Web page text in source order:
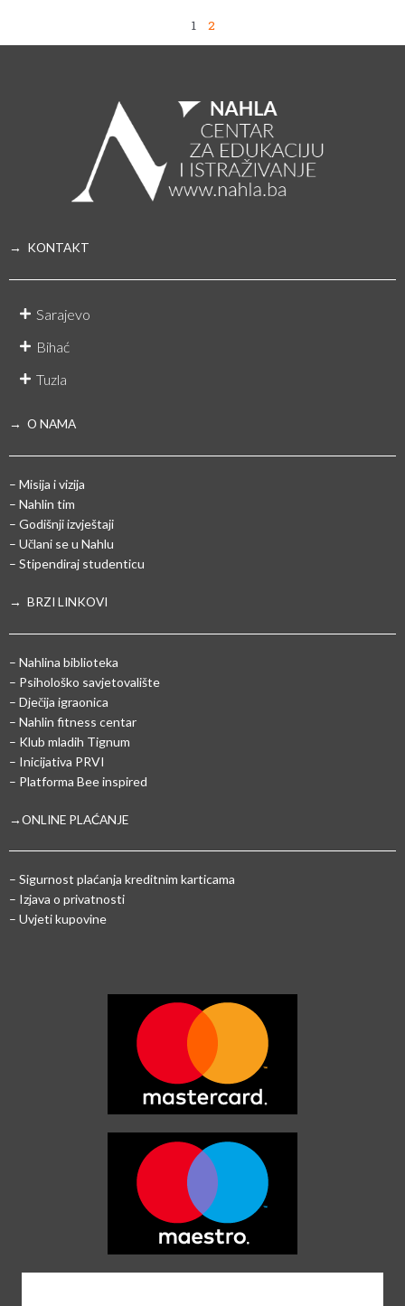
1 2
→ KONTAKT
Sarajevo
Bihać
Tuzla
→ O NAMA
– Misija i vizija
– Nahlin tim
– Godišnji izvještaji
– Učlani se u Nahlu
– Stipendiraj studenticu
→ BRZI LINKOVI
– Nahlina biblioteka
– Psihološko savjetovalište
– Dječija igraonica
– Nahlin fitness centar
– Klub mladih Tignum
– Inicijativa PRVI
– Platforma Bee inspired
→ONLINE PLAĆANJE
– Sigurnost plaćanja kreditnim karticama
– Izjava o privatnosti
– Uvjeti kupovine